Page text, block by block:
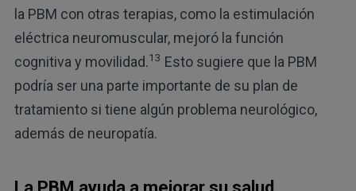
la PBM con otras terapias, como la estimulación
eléctrica neuromuscular, mejoró la función
cognitiva y movilidad.13 Esto sugiere que la PBM
podría ser una parte importante de su plan de
tratamiento si tiene algún problema neurológico,
además de neuropatía.